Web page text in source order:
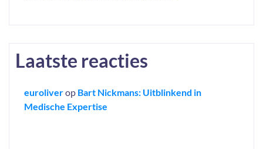
Laatste reacties
euroliverop Bart Nickmans: Uitblinkend in
Medische Expertise